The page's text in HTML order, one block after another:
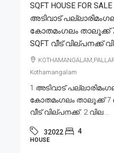
SQFT HOUSE FOR
അടിവാട്
കോതമംഗലം താലൂക്ക്
SQFT വീട് വില്പനക്ക്
Kothamangalam
1.അടിവാട്
കോതമംഗലം താലൂക്ക് 7
വീട് വില്പനക്ക്. 2.വില...
32022 4
HOUSE